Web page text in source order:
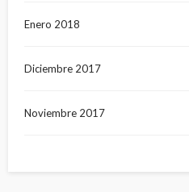
Enero 2018
Diciembre 2017
Noviembre 2017